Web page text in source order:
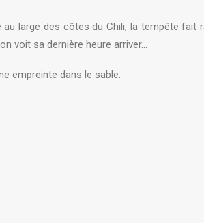
au large des côtes du Chili, la tempête fait
voit sa dernière heure arriver…
empreinte dans le sable.